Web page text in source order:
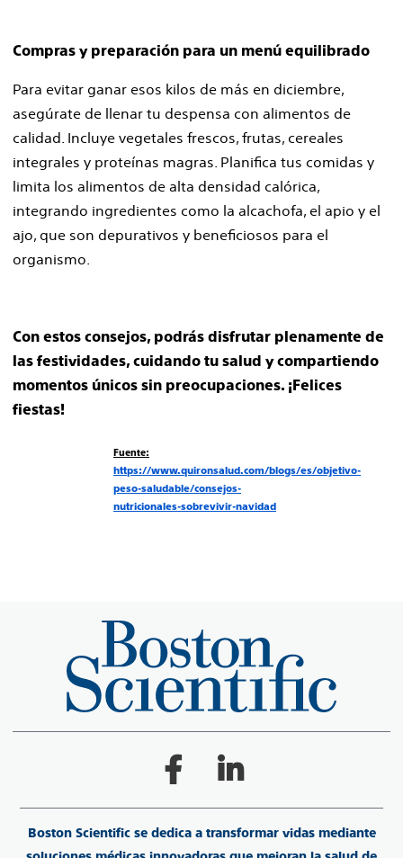
Compras y preparación para un menú equilibrado
Para evitar ganar esos kilos de más en diciembre,
asegúrate de llenar tu despensa con alimentos de
calidad. Incluye vegetales frescos, frutas, cereales
integrales y proteínas magras. Planifica tus comidas y
limita los alimentos de alta densidad calórica,
integrando ingredientes como la alcachofa, el apio y el
ajo, que son depurativos y beneficiosos para el
organismo.
Con estos consejos, podrás disfrutar plenamente de
las festividades, cuidando tu salud y compartiendo
momentos únicos sin preocupaciones. ¡Felices
fiestas!
Fuente:
https://www.quironsalud.com/blogs/es/objetivo-
peso-saludable/consejos-
nutricionales-sobrevivir-navidad
Boston Scientific se dedica a transformar vidas mediante